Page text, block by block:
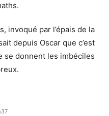
invoqué par l’épais de la
depuis Oscar que c’est
se donnent les imbéciles